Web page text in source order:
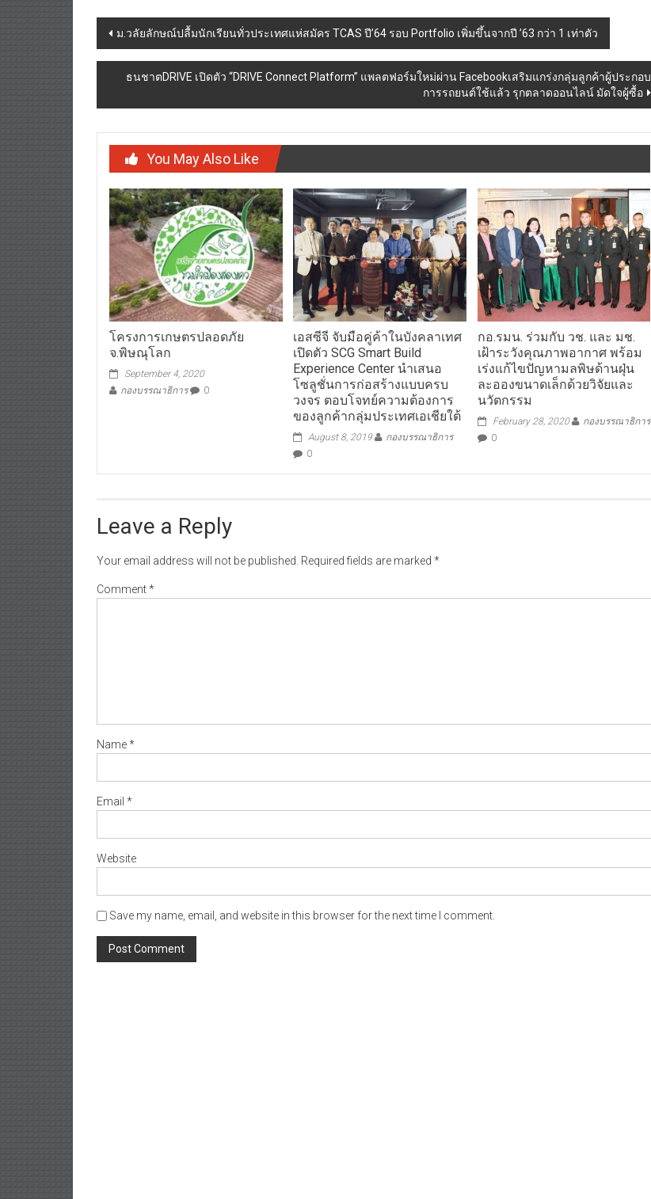
Post
navigation
ม.วลัยลักษณ์ปลื้มนักเรียนทั่วประเทศแห่สมัคร TCAS ปี’64 รอบ Portfolio เพิ่มขึ้นจากปี ’63 กว่า 1 เท่าตัว
ธนชาตDRIVE เปิดตัว “DRIVE Connect Platform” แพลตฟอร์มใหม่ผ่าน Facebookเสริมแกร่งกลุ่มลูกค้าผู้ประกอบ
การรถยนต์ใช้แล้ว รุกตลาดออนไลน์ มัดใจผู้ซื้อ
You May Also Like
โครงการเกษตรปลอดภัย
จ.พิษณุโลก​
September 4, 2020
กองบรรณาธิการ
0
เอสซีจี จับมือคู่ค้าในบังคลาเทศ
เปิดตัว SCG Smart Build
Experience Center นำเสนอ
โซลูชั่นการก่อสร้างแบบครบ
วงจร ตอบโจทย์ความต้องการ
ของลูกค้ากลุ่มประเทศเอเชียใต้
August 8, 2019
กองบรรณาธิการ
0
กอ.รมน. ร่วมกับ วช. และ มช.
เฝ้าระวังคุณภาพอากาศ พร้อม
เร่งแก้ไขปัญหามลพิษด้านฝุ่น
ละอองขนาดเล็กด้วยวิจัยและ
นวัตกรรม
February 28, 2020
กองบรรณาธิการ
0
Leave a Reply
Your email address will not be published. Required fields are marked *
Comment*
Name*
Email *
Website
Save my name, email, and website in this browser for the next time I comment.